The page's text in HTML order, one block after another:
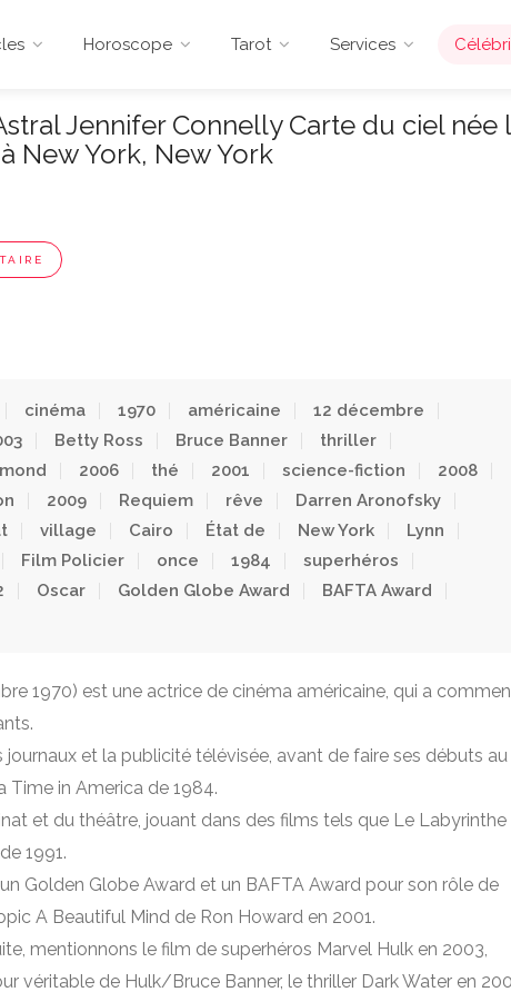
Horoscope Tarot Services
Jennifer Connelly Carte du ciel née
New York, New York
cinéma 1970 américaine
12 décembre
Betty Ross Bruce Banner
thriller
2006 thé 2001 science-fiction
2008
2009 Requiem rêve
Darren Aronofsky
village Cairo État de New York
Lynn
Film Policier once 1984
superhéros
Oscar Golden Globe Award
BAFTA Award
1970) est une actrice de cinéma américaine, qui a
et la publicité télévisée, avant de faire ses débuts au
Time in America de 1984.
et du théâtre, jouant dans des films tels que Le Labyrinthe
1991.
Golden Globe Award et un BAFTA Award pour son rôle de
A Beautiful Mind de Ron Howard en 2001.
mentionnons le film de superhéros Marvel Hulk en 2003,
véritable de Hulk/Bruce Banner, le thriller Dark Water en